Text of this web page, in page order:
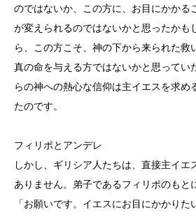
のではないか、この方に、お目にかかる
が変えられるのではないかと思ったかも
ら、この方こそ、神の下から来られた救
真の命を与える方ではないかと思ってい
らの神への熱心な信仰は主イエスを求め
たのです。
フィリポとアンデレ
しかし、ギリシア人たちは、直接主イエ
ありません。弟子であるフィリポのもと
「お願いです。イエスにお目にかかり